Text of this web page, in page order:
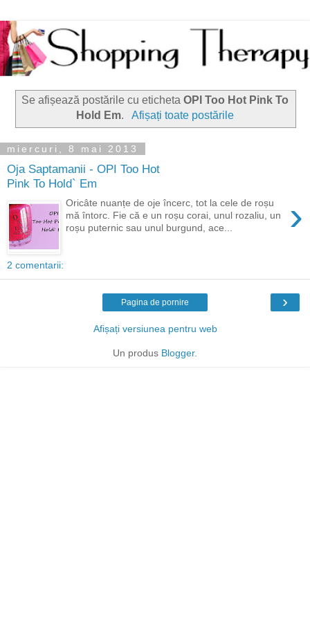
Se afișează postările cu eticheta OPI Too Hot Pink To
Hold Em. Afișați toate postările
miercuri, 8 mai 2013
Oja Saptamanii - OPI Too Hot
Pink To Hold` Em
›
Oricâte nuanțe de oje încerc, tot la cele de roșu
mă întorc. Fie că e un roșu corai, unul rozaliu, un
roșu puternic sau unul burgund, ace...
2 comentarii:
›
Pagina de pornire
Afișați versiunea pentru web
Un produs Blogger.